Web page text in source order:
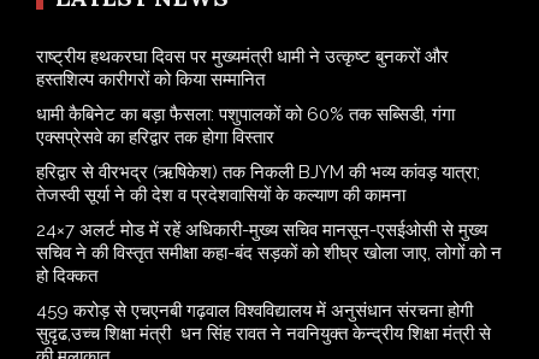
राष्ट्रीय हथकरघा दिवस पर मुख्यमंत्री धामी ने उत्कृष्ट बुनकरों और
हस्तशिल्प कारीगरों को किया सम्मानित
​धामी कैबिनेट का बड़ा फैसला: पशुपालकों को 60% तक सब्सिडी, गंगा
एक्सप्रेसवे का हरिद्वार तक होगा विस्तार
​हरिद्वार से वीरभद्र (ऋषिकेश) तक निकली BJYM की भव्य कांवड़ यात्रा;
तेजस्वी सूर्या ने की देश व प्रदेशवासियों के कल्याण की कामना
24×7 अलर्ट मोड में रहें अधिकारी-मुख्य सचिव मानसून-एसईओसी से मुख्य
सचिव ने की विस्तृत समीक्षा कहा-बंद सड़कों को शीघ्र खोला जाए, लोगों को न
हो दिक्कत
459 करोड़ से एचएनबी गढ़वाल विश्वविद्यालय में अनुसंधान संरचना होगी
सुदृढ,उच्च शिक्षा मंत्री धन सिंह रावत ने नवनियुक्त केन्द्रीय शिक्षा मंत्री से